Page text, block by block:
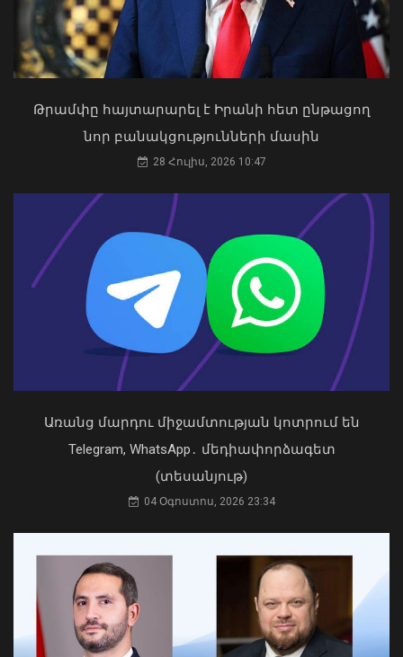
Արտակարգ դեպք Երևանում․ կոտրել
են «Հույս բոլոր մարդկանց»
հիմնադրամի շենքի մի քանի
պատուհաններն ու դռները
08 Օգոստոս, 2026 21:46
2026 թվականի հունիսն ու հուլիսը
Եվրոպայում դարձել են
դիտարկումների պատմության
«Ուժեղ Հայաստան»-ը դեմ է
քվեարկելու ԱԺ նախագահի
պաշտոնում Ռուբեն Ռուբինյանի
03 Օգոստոս, 2026 13:13
Դուք 5 տարի ինձնից փախած եք ման
եկել. Կոնջորյանը՝ «Հայաստան»
դաշինքի պատգամավորներին
04 Օգոստոս, 2026 15:53
Թրամփը հայտարարել է Իրանի հետ ընթացող
նոր բանակցությունների մասին
28 Հուլիս, 2026 10:47
Առանց մարդու միջամտության կոտրում են
Telegram, WhatsApp․ մեդիափորձագետ
(տեսանյութ)
04 Օգոստոս, 2026 23:34